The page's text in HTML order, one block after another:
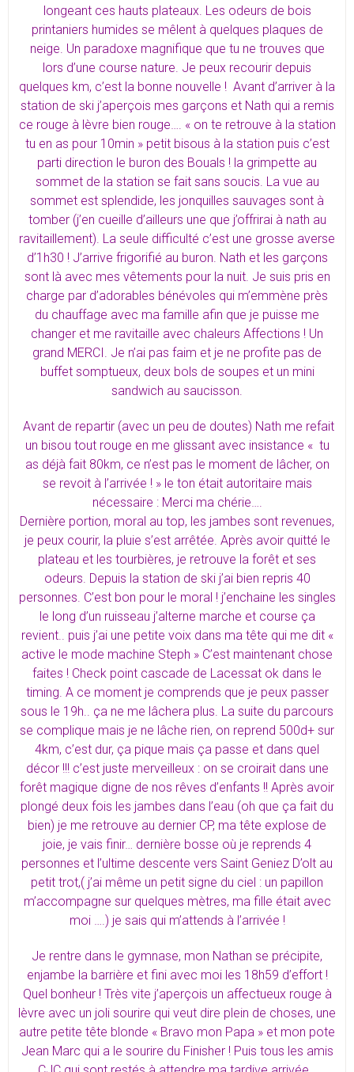
longeant ces hauts plateaux. Les odeurs de bois
printaniers humides se mêlent à quelques plaques de
neige. Un paradoxe magnifique que tu ne trouves que
lors d’une course nature. Je peux recourir depuis
quelques km, c’est la bonne nouvelle ! Avant d’arriver à la
station de ski j’aperçois mes garçons et Nath qui a remis
ce rouge à lèvre bien rouge…. « on te retrouve à la station
tu en as pour 10min » petit bisous à la station puis c’est
parti direction le buron des Bouals ! la grimpette au
sommet de la station se fait sans soucis. La vue au
sommet est splendide, les jonquilles sauvages sont à
tomber (j’en cueille d’ailleurs une que j’offrirai à nath au
ravitaillement). La seule difficulté c’est une grosse averse
d’1h30 ! J’arrive frigorifié au buron. Nath et les garçons
sont là avec mes vêtements pour la nuit. Je suis pris en
charge par d’adorables bénévoles qui m’emmène près
du chauffage avec ma famille afin que je puisse me
changer et me ravitaille avec chaleurs Affections ! Un
grand MERCI. Je n’ai pas faim et je ne profite pas de
buffet somptueux, deux bols de soupes et un mini
sandwich au saucisson.
Avant de repartir (avec un peu de doutes) Nath me refait
un bisou tout rouge en me glissant avec insistance « tu
as déjà fait 80km, ce n’est pas le moment de lâcher, on
se revoit à l’arrivée ! » le ton était autoritaire mais
nécessaire : Merci ma chérie….
Dernière portion, moral au top, les jambes sont revenues,
je peux courir, la pluie s’est arrêtée. Après avoir quitté le
plateau et les tourbières, je retrouve la forêt et ses
odeurs. Depuis la station de ski j’ai bien repris 40
personnes. C’est bon pour le moral ! j’enchaine les singles
le long d’un ruisseau j’alterne marche et course ça
revient.. puis j’ai une petite voix dans ma tête qui me dit «
active le mode machine Steph » C’est maintenant chose
faites ! Check point cascade de Lacessat ok dans le
timing. A ce moment je comprends que je peux passer
sous le 19h.. ça ne me lâchera plus. La suite du parcours
se complique mais je ne lâche rien, on reprend 500d+ sur
4km, c’est dur, ça pique mais ça passe et dans quel
décor !!! c’est juste merveilleux : on se croirait dans une
forêt magique digne de nos rêves d’enfants !! Après avoir
plongé deux fois les jambes dans l’eau (oh que ça fait du
bien) je me retrouve au dernier CP, ma tête explose de
joie, je vais finir… dernière bosse où je reprends 4
personnes et l’ultime descente vers Saint Geniez D’olt au
petit trot,( j’ai même un petit signe du ciel : un papillon
m’accompagne sur quelques mètres, ma fille était avec
moi ….) je sais qui m’attends à l’arrivée !
Je rentre dans le gymnase, mon Nathan se précipite,
enjambe la barrière et fini avec moi les 18h59 d’effort !
Quel bonheur ! Très vite j’aperçois un affectueux rouge à
lèvre avec un joli sourire qui veut dire plein de choses, une
autre petite tête blonde « Bravo mon Papa » et mon pote
Jean Marc qui a le sourire du Finisher ! Puis tous les amis